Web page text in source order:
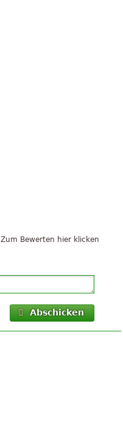
Zum Bewerten hier klicken
Abschicken